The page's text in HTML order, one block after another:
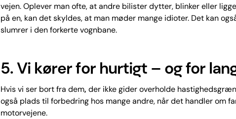
vejen. Oplever man ofte, at andre bilister dytter, blinker eller
på en, kan det skyldes, at man møder mange idioter. Det kan
slumrer i den forkerte vognbane.
5. Vi kører for hurtigt – og for
Hvis vi ser bort fra dem, der ikke gider overholde
også plads til forbedring hos mange andre, når det handler om
motorvejene.